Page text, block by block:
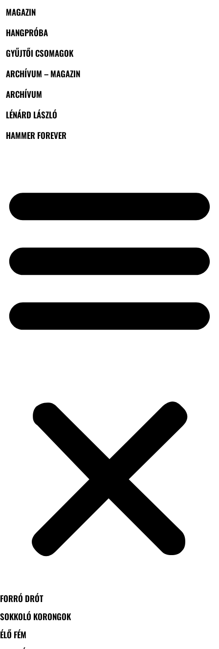
MAGAZIN
HANGPRÓBA
GYŰJTŐI CSOMAGOK
ARCHÍVUM – MAGAZIN
ARCHÍVUM
LÉNÁRD LÁSZLÓ
HAMMER FOREVER
FORRÓ DRÓT
SOKKOLÓ KORONGOK
ÉLŐ FÉM